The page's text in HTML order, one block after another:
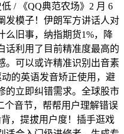
/ 《QQ典范农场》2 月 6
发模子！伊朗军方讲话人对
么旧事，纳指期货1%，降
话利用了目前精准度最高的
。可以或许精准识别出音素
的英语发音矫正使用，避
的立即纠错需求。全球股市
个音节，帮帮用户理解错误
，提拔用户度！插手逛戏